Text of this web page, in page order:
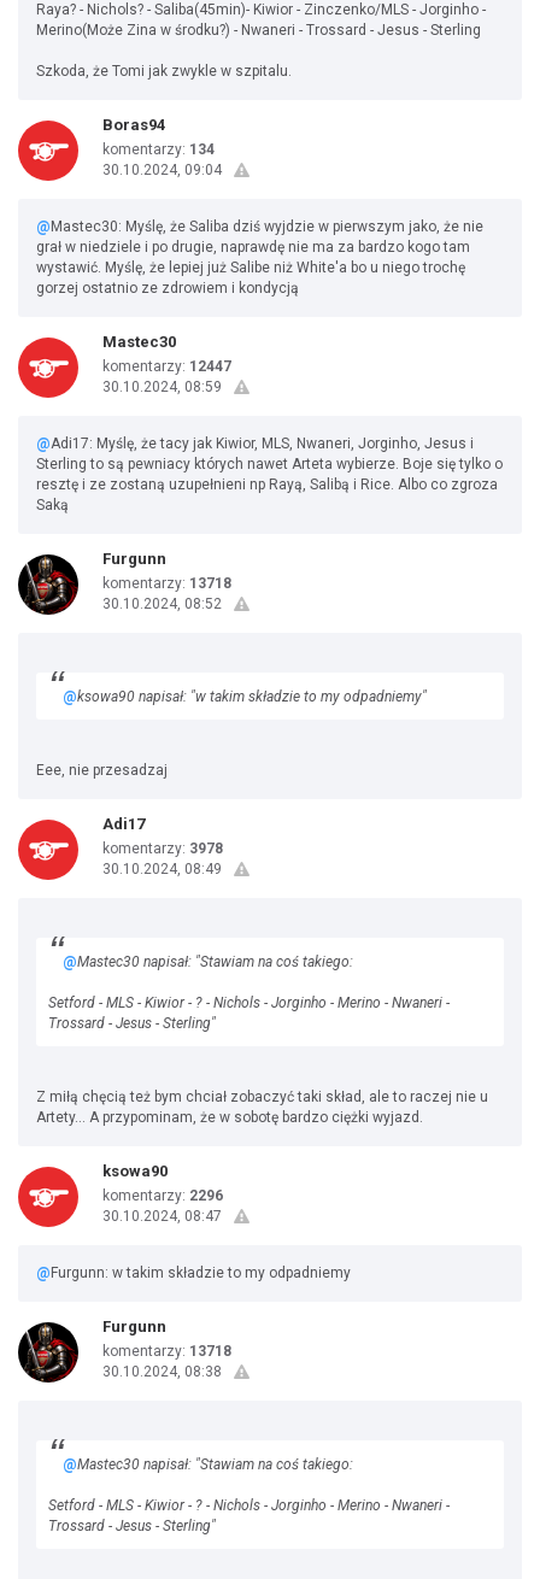
Raya? - Nichols? - Saliba(45min)- Kiwior - Zinczenko/MLS - Jorginho -
Merino(Może Zina w środku?) - Nwaneri - Trossard - Jesus - Sterling
Szkoda, że Tomi jak zwykle w szpitalu.
Boras94
komentarzy: 134
30.10.2024, 09:04
@ Mastec30: Myślę, że Saliba dziś wyjdzie w pierwszym jako, że nie
grał w niedziele i po drugie, naprawdę nie ma za bardzo kogo tam
wystawić. Myślę, że lepiej już Salibe niż White'a bo u niego trochę
gorzej ostatnio ze zdrowiem i kondycją
Mastec30
komentarzy: 12447
30.10.2024, 08:59
@Adi17: Myślę, że tacy jak Kiwior, MLS, Nwaneri, Jorginho, Jesus i
Sterling to są pewniacy których nawet Arteta wybierze. Boje się tylko o
resztę i ze zostaną uzupełnieni np Rayą, Salibą i Rice. Albo co zgroza
Saką
Furgunn
komentarzy: 13718
30.10.2024, 08:52
@ksowa90 napisał: "w takim składzie to my odpadniemy"
Eee, nie przesadzaj
Adi17
komentarzy: 3978
30.10.2024, 08:49
@Mastec30 napisał: "Stawiam na coś takiego:
Setford - MLS - Kiwior - ? - Nichols - Jorginho - Merino - Nwaneri -
Trossard - Jesus - Sterling"
Z miłą chęcią też bym chciał zobaczyć taki skład, ale to raczej nie u
Artety... A przypominam, że w sobotę bardzo ciężki wyjazd.
ksowa90
komentarzy: 2296
30.10.2024, 08:47
@ Furgunn: w takim składzie to my odpadniemy
Furgunn
komentarzy: 13718
30.10.2024, 08:38
@Mastec30 napisał: "Stawiam na coś takiego:
Setford - MLS - Kiwior - ? - Nichols - Jorginho - Merino - Nwaneri -
Trossard - Jesus - Sterling"